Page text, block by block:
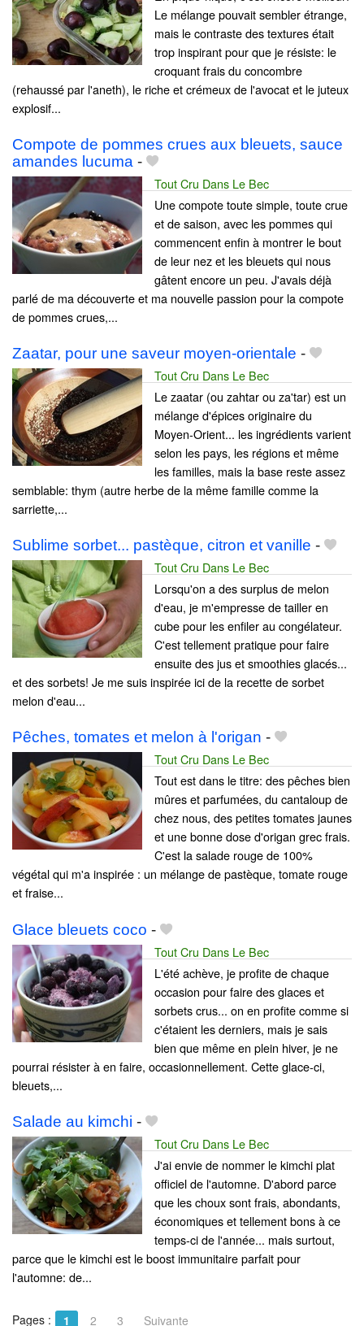
Le mélange pouvait sembler étrange,
mais le contraste des textures était
trop inspirant pour que je résiste: le
croquant frais du concombre
(rehaussé par l'aneth), le riche et crémeux de l'avocat et le juteux
explosif...
Compote de pommes crues aux bleuets, sauce
amandes lucuma -
Tout Cru Dans Le Bec
Une compote toute simple, toute crue
et de saison, avec les pommes qui
commencent enfin à montrer le bout
de leur nez et les bleuets qui nous
gâtent encore un peu. J'avais déjà
parlé de ma découverte et ma nouvelle passion pour la compote
de pommes crues,...
Zaatar, pour une saveur moyen-orientale -
Tout Cru Dans Le Bec
Le zaatar (ou zahtar ou za'tar) est un
mélange d'épices originaire du
Moyen-Orient... les ingrédients varient
selon les pays, les régions et même
les familles, mais la base reste assez
semblable: thym (autre herbe de la même famille comme la
sarriette,...
Sublime sorbet... pastèque, citron et vanille -
Tout Cru Dans Le Bec
Lorsqu'on a des surplus de melon
d'eau, je m'empresse de tailler en
cube pour les enfiler au congélateur.
C'est tellement pratique pour faire
ensuite des jus et smoothies glacés...
et des sorbets! Je me suis inspirée ici de la recette de sorbet
melon d'eau...
Pêches, tomates et melon à l'origan -
Tout Cru Dans Le Bec
Tout est dans le titre: des pêches bien
mûres et parfumées, du cantaloup de
chez nous, des petites tomates jaunes
et une bonne dose d'origan grec frais.
C'est la salade rouge de 100%
végétal qui m'a inspirée : un mélange de pastèque, tomate rouge
et fraise...
Glace bleuets coco -
Tout Cru Dans Le Bec
L'été achève, je profite de chaque
occasion pour faire des glaces et
sorbets crus... on en profite comme si
c'étaient les derniers, mais je sais
bien que même en plein hiver, je ne
pourrai résister à en faire, occasionnellement. Cette glace-ci,
bleuets,...
Salade au kimchi -
Tout Cru Dans Le Bec
J'ai envie de nommer le kimchi plat
officiel de l'automne. D'abord parce
que les choux sont frais, abondants,
économiques et tellement bons à ce
temps-ci de l'année... mais surtout,
parce que le kimchi est le boost immunitaire parfait pour
l'automne: de...
Pages : 1 2 3 Suivante